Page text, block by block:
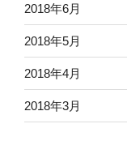
2018年6月
2018年5月
2018年4月
2018年3月